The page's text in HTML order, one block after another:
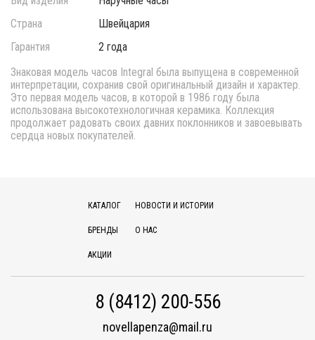
Страна
Швейцария
Гарантия
2 года
Знаковая модель часов Integral была выпущена в современной
интерпретации, сохранив свой оригинальный дизайн и характер.
Это первая модель часов, в которой в 1986 году была
использована высокотехнологичная керамика. Коллекция
продолжает радовать своих давних поклонников и завоевывать
сердца новых покупателей.
КАТАЛОГ
БРЕНДЫ
АКЦИИ
НОВОСТИ И ИСТОРИИ
О НАС
8 (8412) 200-556
novellapenza@mail.ru